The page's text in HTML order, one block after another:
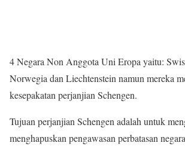
4 Negara Non Anggota Uni Eropa yaitu:
Norwegia dan Liechtenstein namun mereka
kesepakatan perjanjian Schengen.
Tujuan perjanjian Schengen adalah untuk
menghapuskan pengawasan perbatasan